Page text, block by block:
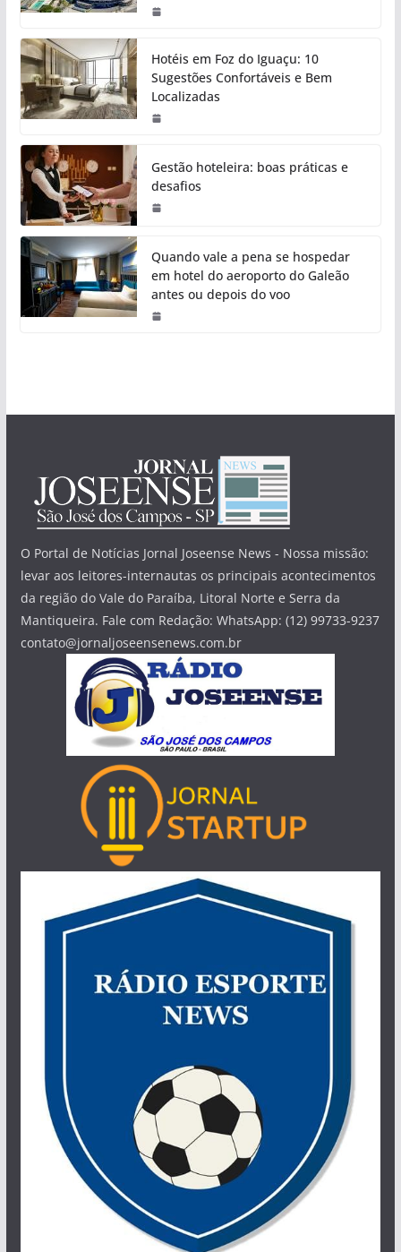
Hotéis em Foz do Iguaçu: 10
Sugestões Confortáveis e Bem
Localizadas
Gestão hoteleira: boas práticas e
desafios
Quando vale a pena se hospedar
em hotel do aeroporto do Galeão
antes ou depois do voo
O Portal de Notícias Jornal Joseense News - Nossa missão:
levar aos leitores-internautas os principais acontecimentos
da região do Vale do Paraíba, Litoral Norte e Serra da
Mantiqueira. Fale com Redação: WhatsApp: (12) 99733-9237
contato@jornaljoseensenews.com.br